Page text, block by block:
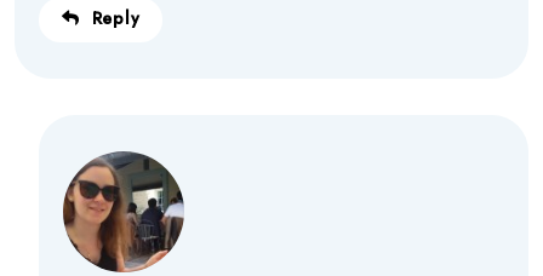
Reply